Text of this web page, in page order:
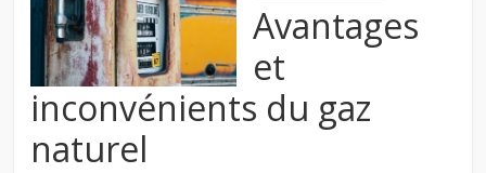
Avantages
et
inconvénients du gaz
naturel